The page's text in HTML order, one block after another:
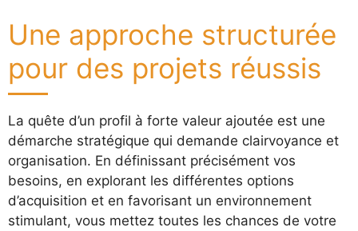
Une approche structurée
pour des projets réussis
La quête d’un profil à forte valeur ajoutée est une
démarche stratégique qui demande clairvoyance et
organisation. En définissant précisément vos
besoins, en explorant les différentes options
d’acquisition et en favorisant un environnement
stimulant, vous mettez toutes les chances de votre